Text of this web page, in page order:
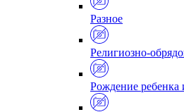
Разное
Религиозно-
Рождение ребенка